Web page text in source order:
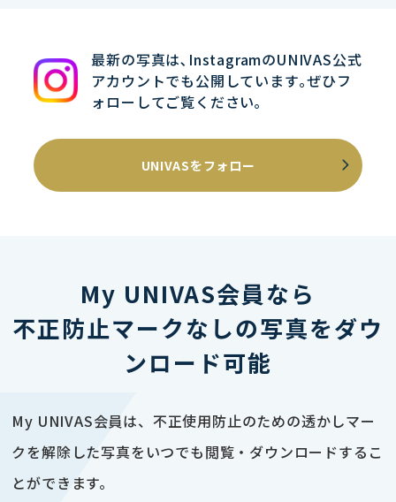
最新の写真は､InstagramのUNIVAS公式
アカウントでも公開しています｡ぜひフ
ォローしてご覧ください｡
UNIVASをフォロー
My UNIVAS会員なら
不正防止マークなしの写真をダウ
ンロード可能
My UNIVAS会員は、不正使用防止のための透かしマー
クを解除した写真をいつでも閲覧・ダウンロードするこ
とができます。